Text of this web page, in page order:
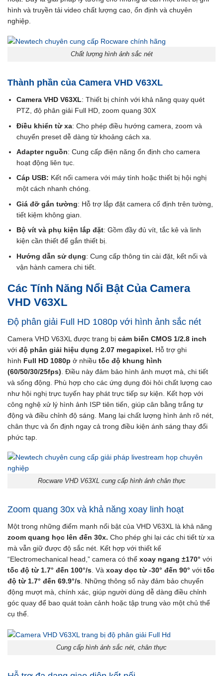
hình và truyền tải video chất lượng cao, ổn định và chuyên
nghiệp.
Chất lượng hình ảnh sắc nét
Thành phần của Camera VHD V63XL
Camera VHD V63XL: Thiết bị chính với khả năng quay quét
PTZ, độ phân giải Full HD, zoom quang 30X
Điều khiển từ xa: Cho phép điều hướng camera, zoom và
chuyển preset dễ dàng từ khoảng cách xa.
Adapter nguồn: Cung cấp điện năng ổn định cho camera
hoạt động liên tục.
Cáp USB: Kết nối camera với máy tính hoặc thiết bị hội nghị
một cách nhanh chóng.
Giá đỡ gắn tường: Hỗ trợ lắp đặt camera cố định trên tường,
tiết kiệm không gian.
Bộ vít và phụ kiện lắp đặt: Gồm đầy đủ vít, tắc kê và linh
kiện cần thiết để gắn thiết bị.
Hướng dẫn sử dụng: Cung cấp thông tin cài đặt, kết nối và
vận hành camera chi tiết.
Các Tính Năng Nổi Bật Của Camera
VHD V63XL
Độ phân giải Full HD 1080p với hình ảnh sắc nét
Camera VHD V63XL được trang bị cảm biến CMOS 1/2.8 inch
với độ phân giải hiệu dụng 2.07 megapixel. Hỗ trợ ghi
hình Full HD 1080p ở nhiều tốc độ khung hình
(60/50/30/25fps) . Điều này đảm bảo hình ảnh mượt mà, chi tiết
và sống động. Phù hợp cho các ứng dụng đòi hỏi chất lượng cao
như hội nghị trực tuyến hay phát trực tiếp sự kiện. Kết hợp với
công nghệ xử lý hình ảnh ISP tiên tiến, giúp cân bằng trắng tự
động và điều chỉnh độ sáng. Mang lại chất lượng hình ảnh rõ nét,
chân thực và ổn định ngay cả trong điều kiện ánh sáng thay đổi
phức tạp.
Rocware VHD V63XL cung cấp hình ảnh chân thực
Zoom quang 30x và khả năng xoay linh hoạt
Một trong những điểm mạnh nổi bật của VHD V63XL là khả năng
zoom quang học lên đến 30x. Cho phép ghi lại các chi tiết từ xa
mà vẫn giữ được độ sắc nét. Kết hợp với thiết kế
“Electromechanical head,” camera có thể xoay ngang ±170° với
tốc độ từ 1.7° đến 100°/s . Và xoay dọc từ -30° đến 90° với tốc
độ từ 1.7° đến 69.9°/s . Những thông số này đảm bảo chuyển
động mượt mà, chính xác, giúp người dùng dễ dàng điều chỉnh
góc quay để bao quát toàn cảnh hoặc tập trung vào một chủ thể
cụ thể.
Cung cấp hình ảnh sắc nét, chân thực